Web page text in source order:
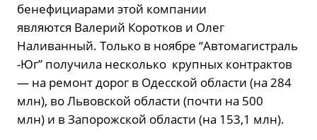
бенефициарами этой компании
являются Валерий Коротков и Олег
Наливанный. Только в ноябре “Автомагистраль
-Юг” получила несколько крупных контрактов
— на ремонт дорог в Одесской области (на 284
млн), во Львовской области (почти на 500
млн) и в Запорожской области (на 153,1 млн).